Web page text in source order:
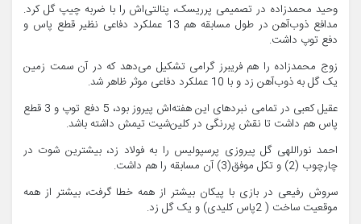
وحید محمدزاده در تصمیمی پرریسک، پنالتی‌اش را با ضربه چیپ گل کرد.
مدافع ذوب‌آهن در طول مسابقه هم 13 عملکرد دفاعی نظیر قطع پاس و
دفع توپ داشت.
زوج محمدزاده را هم فریبرز گرامی تشکیل می‌دهد که در آن سمت زمین
یک گل به ذوب‌آهن زد و با 10 عملکرد دفاعی موثر ظاهر شد.
عقیل کعبی در تمامی نبردهای این هفته‌اش پیروز بود، 5 دفع توپ و 3 قطع
پاس هم داشت تا نقش پررنگی در کلین‌شیت تیمش داشته باشد.
احمد نوراللهی گل پیروزی پرسپولیس را به فولاد زد، بیشترین شوت در
چارچوب (2) و تکل موفق(3) آن مسابقه را هم داشت.
سروش رفیعی در بازی با پیکان بیشتر از همه خطا گرفت، بیشتر از همه
موقعیت ساخت ( 2پاس کلیدی) و یک گل زد.